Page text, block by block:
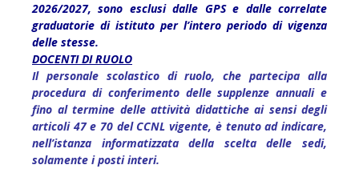
2026/2027, sono esclusi dalle GPS e dalle correlate
graduatorie di istituto per l’intero periodo di vigenza
delle stesse.
DOCENTI DI RUOLO
Il personale scolastico di ruolo, che partecipa alla
procedura di conferimento delle supplenze annuali e
fino al termine delle attività didattiche ai sensi degli
articoli 47 e 70 del CCNL vigente, è tenuto ad indicare,
nell’istanza informatizzata della scelta delle sedi,
solamente i posti interi.